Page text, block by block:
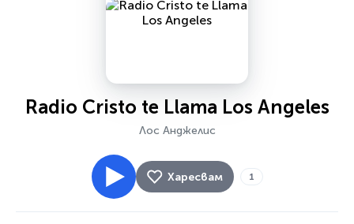
Radio Cristo te Llama Los Angeles
Лос Анджелис
Харесвам 1